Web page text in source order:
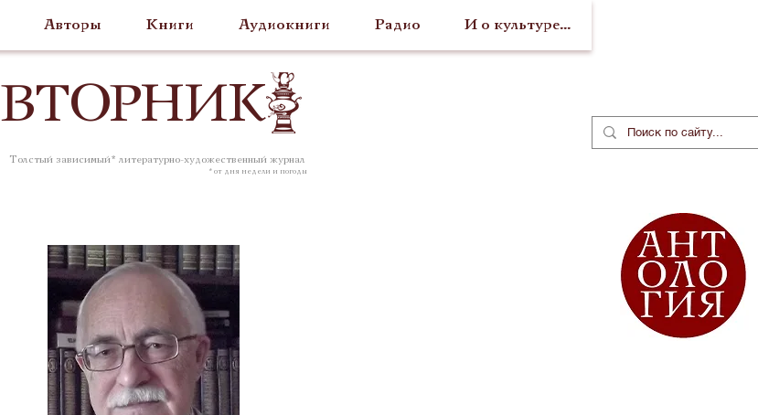
Авторы Книги Аудиокниги Радио И о культуре...
ВТОРНИК
Толстый зависимый* литературно-художественный журнал
* от дня недели и погоды